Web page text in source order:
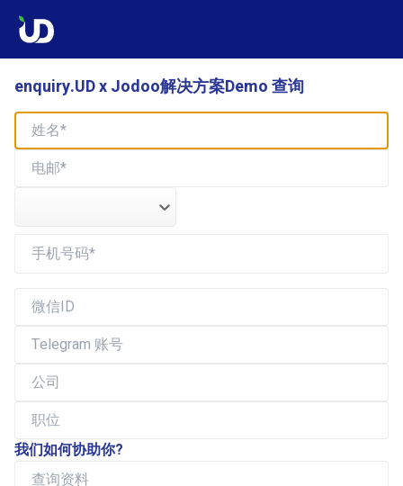
enquiry.UD x Jodoo解决方案Demo 查询
我们如何协助你?